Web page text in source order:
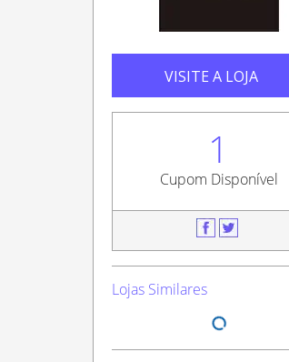
VISITE A LOJA
1
Cupom Disponível
Lojas Similares